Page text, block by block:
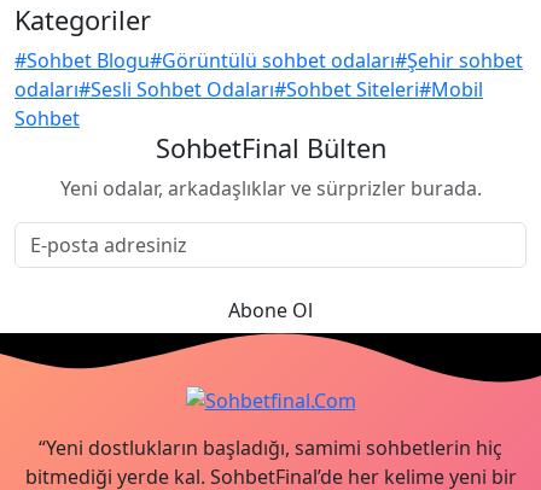
Kategoriler
#Sohbet Blogu#Görüntülü sohbet odaları#Şehir sohbet
odaları#Sesli Sohbet Odaları#Sohbet Siteleri#Mobil
Sohbet
SohbetFinal Bülten
Yeni odalar, arkadaşlıklar ve sürprizler burada.
Abone Ol
“Yeni dostlukların başladığı, samimi sohbetlerin hiç
bitmediği yerde kal. SohbetFinal’de her kelime yeni bir